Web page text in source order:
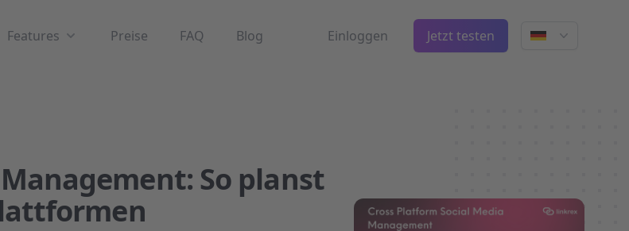
Features Preise FAQ Blog Einloggen Jetzt testen
So planst